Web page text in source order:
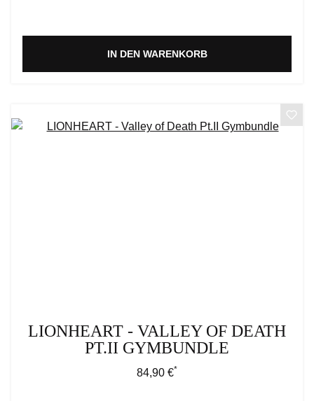
IN DEN WARENKORB
LIONHEART - VALLEY OF DEATH
PT.II GYMBUNDLE
Regulärer Preis:
84,90 €*